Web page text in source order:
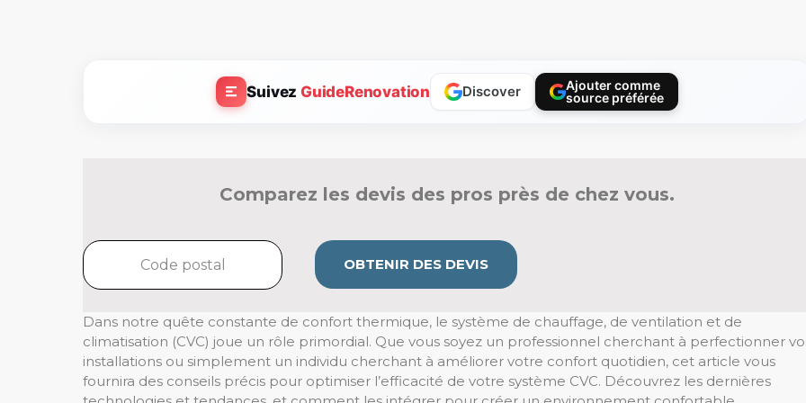
SuivezGuideRenovation Discover
Ajouter comme
source préférée
Comparez les devis des pros près de chez vous.
OBTENIR DES DEVIS
Dans notre quête constante de confort thermique, le système de chauffage, de ventilation et de
climatisation (CVC) joue un rôle primordial. Que vous soyez un professionnel cherchant à perfectionner
installations ou simplement un individu cherchant à améliorer votre confort quotidien, cet article vous
fournira des conseils précis pour optimiser l’efficacité de votre système CVC. Découvrez les dernières